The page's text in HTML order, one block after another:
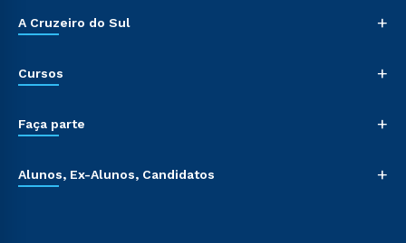
A Cruzeiro do Sul +
Cursos +
Faça parte +
Alunos, Ex-Alunos, Candidatos +